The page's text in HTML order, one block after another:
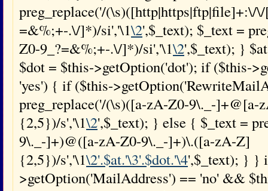
preg_replace('/(\s)([http|https|ftp|file]+:\/
=&%;+-.\/]*)/si','\1\2',$_text); $_text =
Z0-9_?=&%;+-.\/]*)/si','\1\2',$_text); }
$dot = $this->getOption('dot'); if ($this-
'yes') { if ($this-
preg_replace('/(\s)([a-zA-Z0-9\._-
{2,5})/s','\1\2',$_text); } else { $_text =
9\._-]+)@([a-zA-Z0-9\._-]+)\.([a-zA-Z]
{2,5})/s','\1\2'.$at.'\3'.$dot.'\4',$_text); } }
>getOption('MailAddress') == 'no' &&